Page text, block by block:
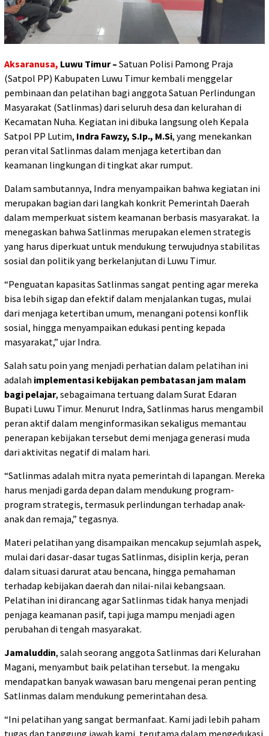
Aksaranusa, Luwu Timur – Satuan Polisi Pamong Praja
(Satpol PP) Kabupaten Luwu Timur kembali menggelar
pembinaan dan pelatihan bagi anggota Satuan Perlindungan
Masyarakat (Satlinmas) dari seluruh desa dan kelurahan di
Kecamatan Nuha. Kegiatan ini dibuka langsung oleh Kepala
Satpol PP Lutim, Indra Fawzy, S.Ip., M.Si, yang menekankan
peran vital Satlinmas dalam menjaga ketertiban dan
keamanan lingkungan di tingkat akar rumput.
Dalam sambutannya, Indra menyampaikan bahwa kegiatan ini
merupakan bagian dari langkah konkrit Pemerintah Daerah
dalam memperkuat sistem keamanan berbasis masyarakat. Ia
menegaskan bahwa Satlinmas merupakan elemen strategis
yang harus diperkuat untuk mendukung terwujudnya stabilitas
sosial dan politik yang berkelanjutan di Luwu Timur.
“Penguatan kapasitas Satlinmas sangat penting agar mereka
bisa lebih sigap dan efektif dalam menjalankan tugas, mulai
dari menjaga ketertiban umum, menangani potensi konflik
sosial, hingga menyampaikan edukasi penting kepada
masyarakat,” ujar Indra.
Salah satu poin yang menjadi perhatian dalam pelatihan ini
adalah implementasi kebijakan pembatasan jam malam
bagi pelajar, sebagaimana tertuang dalam Surat Edaran
Bupati Luwu Timur. Menurut Indra, Satlinmas harus mengambil
peran aktif dalam menginformasikan sekaligus memantau
penerapan kebijakan tersebut demi menjaga generasi muda
dari aktivitas negatif di malam hari.
“Satlinmas adalah mitra nyata pemerintah di lapangan. Mereka
harus menjadi garda depan dalam mendukung program-
program strategis, termasuk perlindungan terhadap anak-
anak dan remaja,” tegasnya.
Materi pelatihan yang disampaikan mencakup sejumlah aspek,
mulai dari dasar-dasar tugas Satlinmas, disiplin kerja, peran
dalam situasi darurat atau bencana, hingga pemahaman
terhadap kebijakan daerah dan nilai-nilai kebangsaan.
Pelatihan ini dirancang agar Satlinmas tidak hanya menjadi
penjaga keamanan pasif, tapi juga mampu menjadi agen
perubahan di tengah masyarakat.
Jamaluddin, salah seorang anggota Satlinmas dari Kelurahan
Magani, menyambut baik pelatihan tersebut. Ia mengaku
mendapatkan banyak wawasan baru mengenai peran penting
Satlinmas dalam mendukung pemerintahan desa.
“Ini pelatihan yang sangat bermanfaat. Kami jadi lebih paham